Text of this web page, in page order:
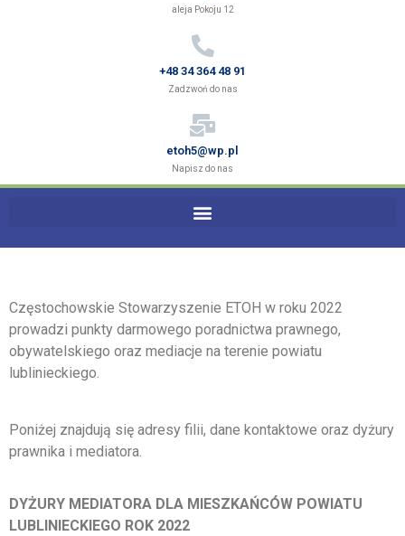
aleja Pokoju 12
+48 34 364 48 91
Zadzwoń do nas
etoh5@wp.pl
Napisz do nas
Częstochowskie Stowarzyszenie ETOH w roku 2022
prowadzi punkty darmowego poradnictwa prawnego,
obywatelskiego oraz mediacje na terenie powiatu
lublinieckiego.
Poniżej znajdują się adresy filii, dane kontaktowe oraz dyżury
prawnika i mediatora.
DYŻURY MEDIATORA DLA MIESZKAŃCÓW POWIATU
LUBLINIECKIEGO ROK 2022